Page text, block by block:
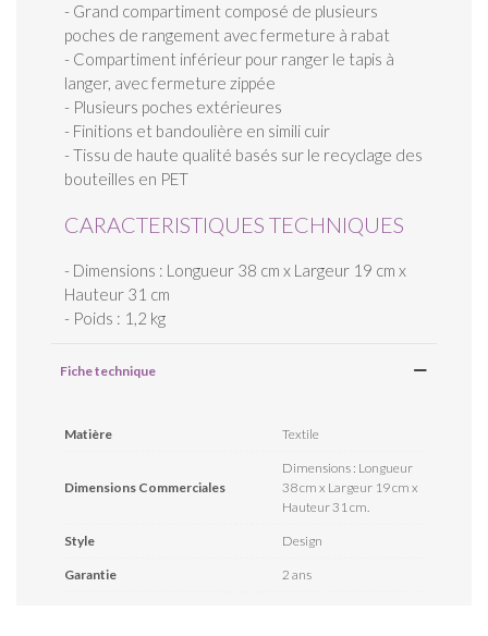
- Grand compartiment composé de plusieurs
poches de rangement avec fermeture à rabat
- Compartiment inférieur pour ranger le tapis à
langer, avec fermeture zippée
- Plusieurs poches extérieures
- Finitions et bandoulière en simili cuir
- Tissu de haute qualité basés sur le recyclage des
bouteilles en PET
CARACTERISTIQUES TECHNIQUES
- Dimensions : Longueur 38 cm x Largeur 19 cm x
Hauteur 31 cm
- Poids : 1,2 kg
Fiche technique
Matière Textile
Dimensions Commerciales
Dimensions : Longueur
38 cm x Largeur 19 cm x
Hauteur 31 cm.
Style Design
Garantie 2 ans